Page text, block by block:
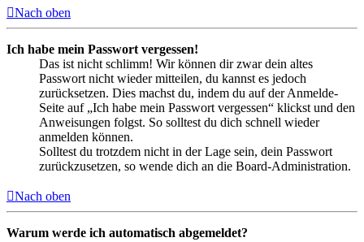
Nach oben
Ich habe mein Passwort vergessen!
Das ist nicht schlimm! Wir können dir zwar dein altes
Passwort nicht wieder mitteilen, du kannst es jedoch
zurücksetzen. Dies machst du, indem du auf der Anmelde-
Seite auf „Ich habe mein Passwort vergessen“ klickst und den
Anweisungen folgst. So solltest du dich schnell wieder
anmelden können.
Solltest du trotzdem nicht in der Lage sein, dein Passwort
zurückzusetzen, so wende dich an die Board-Administration.
Nach oben
Warum werde ich automatisch abgemeldet?